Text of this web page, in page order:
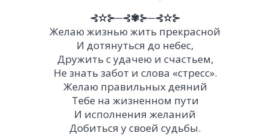
⊰✫⊱─⊰✾⊱─⊰✫⊱
Желаю жизнью жить прекрасной
И дотянуться до небес,
Дружить с удачею и счастьем,
Не знать забот и слова «стресс».
Желаю правильных деяний
Тебе на жизненном пути
И исполнения желаний
Добиться у своей судьбы.